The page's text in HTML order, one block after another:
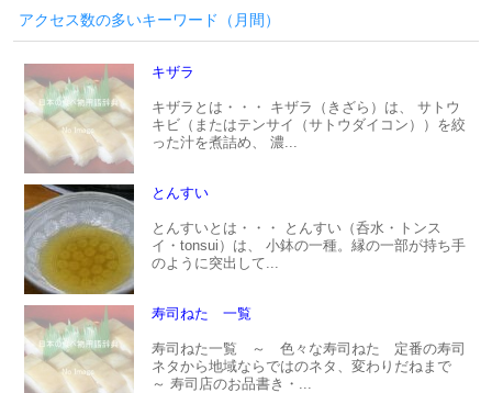
アクセス数の多いキーワード（月間）
キザラ
キザラとは・・・ キザラ（きざら）は、 サトウ
キビ（またはテンサイ（サトウダイコン））を絞
った汁を煮詰め、 濃...
とんすい
とんすいとは・・・ とんすい（呑水・トンス
イ・tonsui）は、 小鉢の一種。縁の一部が持ち手
のように突出して...
寿司ねた 一覧
寿司ねた一覧 ～ 色々な寿司ねた 定番の寿司
ネタから地域ならではのネタ、変わりだねまで
～ 寿司店のお品書き・...